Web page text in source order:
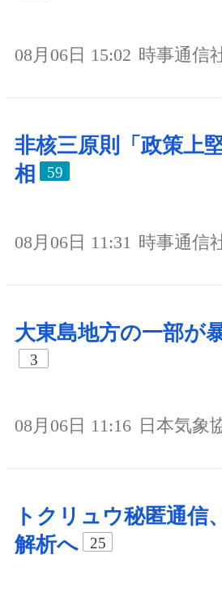
08月06日 15:02 時事通信
非核三原則「政策上
相
59
08月06日 11:31 時事通信
大東島地方の一部が
3
08月06日 11:16 日本気象
トクリュウ秘匿通信
解析へ
25